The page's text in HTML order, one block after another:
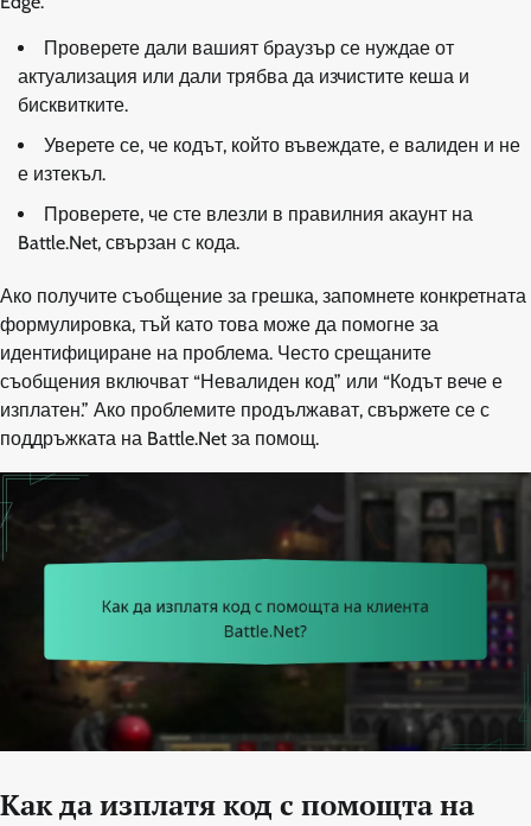
Проверете дали вашият браузър се нуждае от
актуализация или дали трябва да изчистите кеша и
бисквитките.
Уверете се, че кодът, който въвеждате, е валиден и не
е изтекъл.
Проверете, че сте влезли в правилния акаунт на
Battle.Net, свързан с кода.
Ако получите съобщение за грешка, запомнете конкретната
формулировка, тъй като това може да помогне за
идентифициране на проблема. Често срещаните
съобщения включват “Невалиден код” или “Кодът вече е
изплатен.” Ако проблемите продължават, свържете се с
поддръжката на Battle.Net за помощ.
Как да изплатя код с помощта на